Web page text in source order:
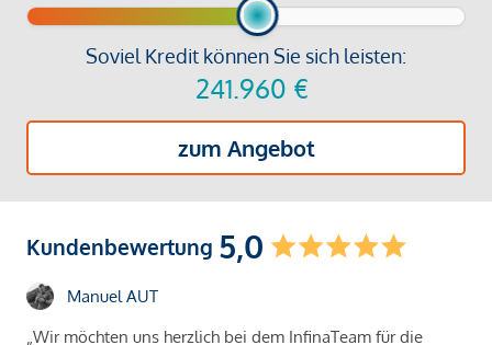
Soviel Kredit können Sie sich leisten:
241.960 €
zum Angebot
Kundenbewertung 5,0
Manuel AUT
„Wir möchten uns herzlich bei dem InfinaTeam für die